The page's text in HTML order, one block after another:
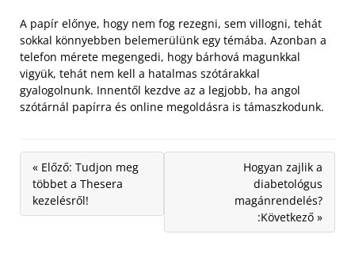
A papír előnye, hogy nem fog rezegni, sem villogni, tehát
sokkal könnyebben belemerülünk egy témába. Azonban a
telefon mérete megengedi, hogy bárhová magunkkal
vigyük, tehát nem kell a hatalmas szótárakkal
gyalogolnunk. Innentől kezdve az a legjobb, ha angol
szótárnál papírra és online megoldásra is támaszkodunk.
« Előző: Tudjon meg
többet a Thesera
kezelésről!
Hogyan zajlik a
diabetológus
magánrendelés?
:Következő »